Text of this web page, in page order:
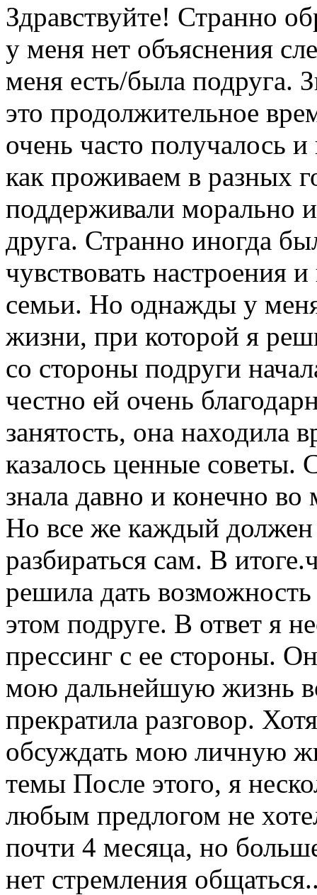
Здравствуйте! Странно
у меня нет объяснения
меня есть/была подруга.
это продолжительное
очень часто получалось
как проживаем в разных
поддерживали морально
друга. Странно иногда
чувствовать настроения
семьи. Но однажды у
жизни, при которой я
со стороны подруги
честно ей очень
занятость, она находила
казалось ценные
знала давно и конечно
Но все же каждый
разбираться сам. В
решила дать возможность
этом подруге. В ответ я
прессинг с ее стороны.
мою дальнейшую жизнь
прекратила разговор.
обсуждать мою личную
темы После этого, я
любым предлогом не
почти 4 месяца, но
нет стремления